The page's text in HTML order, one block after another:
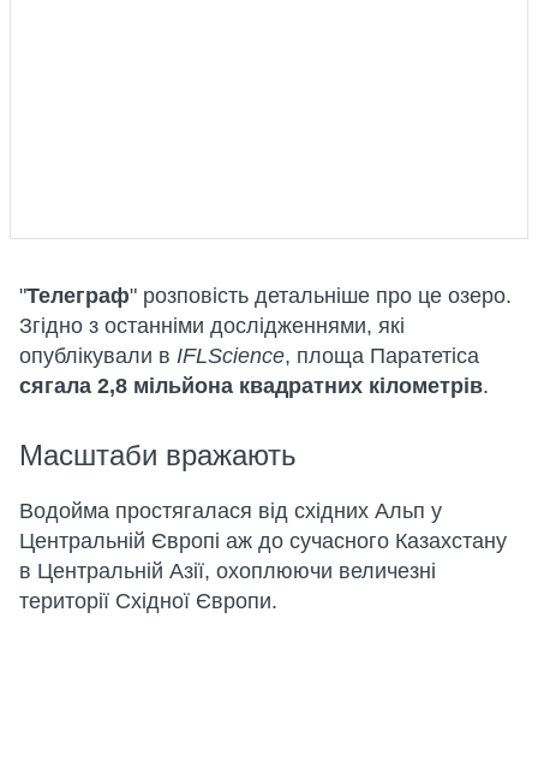
"Телеграф" розповість детальніше про це озеро.
Згідно з останніми дослідженнями, які
опублікували в IFLScience, площа Паратетіса
сягала 2,8 мільйона квадратних кілометрів.
Масштаби вражають
Водойма простягалася від східних Альп у
Центральній Європі аж до сучасного Казахстану
в Центральній Азії, охоплюючи величезні
території Східної Європи.